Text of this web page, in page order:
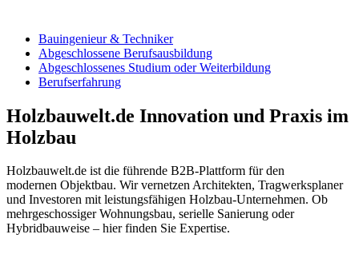
Bauingenieur & Techniker
Abgeschlossene Berufsausbildung
Abgeschlossenes Studium oder Weiterbildung
Berufserfahrung
Holzbauwelt.de Innovation und Praxis im
Holzbau
Holzbauwelt.de ist die führende B2B-Plattform für den
modernen Objektbau. Wir vernetzen Architekten, Tragwerksplaner
und Investoren mit leistungsfähigen Holzbau-Unternehmen. Ob
mehrgeschossiger Wohnungsbau, serielle Sanierung oder
Hybridbauweise – hier finden Sie Expertise.